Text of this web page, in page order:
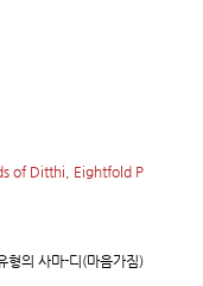
of Ditthi, Eightfold P
형의 사마-디(마음가짐)